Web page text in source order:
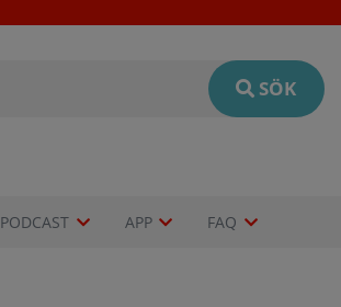
SÖK
PODCAST APP FAQ